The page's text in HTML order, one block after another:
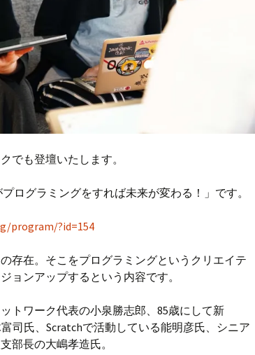
でも登壇いたします。
ログラミングをすれば未来が変わる！」です。
program/?id=154
存在。そこをプログラミングというクリエイテ
ョンアップするという内容です。
トワーク代表の小泉勝志郎、85歳にして新
司氏、Scratchで活動している能明彦氏、シニア
部長の大嶋孝造氏。